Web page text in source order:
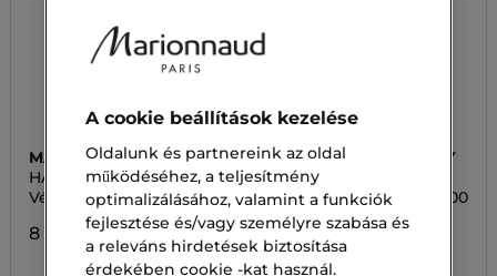
MARIONNAUD
PREMIUM HAIR CARE
HAIRCARE
Védő és fényt adó olaj
8 900,00 Ft
HAIR RITUEL BY SISLEY
SISLEY REVIT
NOURISHING SHAMP 200
ML
23 500,00 Ft
A cookie beállítások kezelése
Oldalunk és partnereink az oldal
működéséhez, a teljesítmény
optimalizálásához, valamint a funkciók
fejlesztése és/vagy személyre szabása és
a releváns hirdetések biztosítása
érdekében cookie -kat használ.